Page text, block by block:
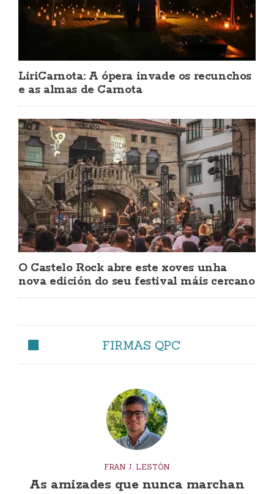
LiriCarnota: A ópera invade os recunchos
e as almas de Carnota
O Castelo Rock abre este xoves unha
nova edición do seu festival máis cercano
FIRMAS QPC
FRAN J. LESTÓN
As amizades que nunca marchan